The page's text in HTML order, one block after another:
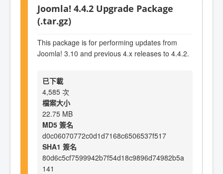
Joomla! 4.4.2 Upgrade Package
(.tar.gz)
This package is for performing updates from
Joomla! 3.10 and previous 4.x releases to 4.4.2.
已下載
4,585 次
檔案大小
22.75 MB
MD5 簽名
d0c06070772c0d1d7168c6506537f517
SHA1 簽名
80d6c5cf7599942b7f54d18c9896d74982b5a
141